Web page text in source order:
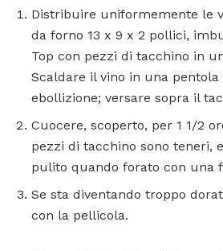
Distribuire uniformemente le
da forno 13 x 9 x 2 pollici,
Top con pezzi di tacchino in
Scaldare il vino in una
ebollizione; versare sopra il
Cuocere, scoperto, per 1 1/2
pezzi di tacchino sono teneri,
pulito quando forato con una
Se sta diventando troppo
con la pellicola.